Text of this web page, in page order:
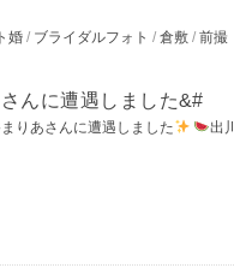
婚/ ブライダルフォト / 倉敷/ 前撮
んに遭遇しました&#
りあさんに遭遇しました
出川